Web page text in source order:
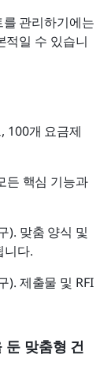
관리하기에는
적일 수 있습니
100개 요금제
든 핵심 기능과
). 맞춤 양식 및
니다.
). 제출물 및 RFI
맞춤형 건